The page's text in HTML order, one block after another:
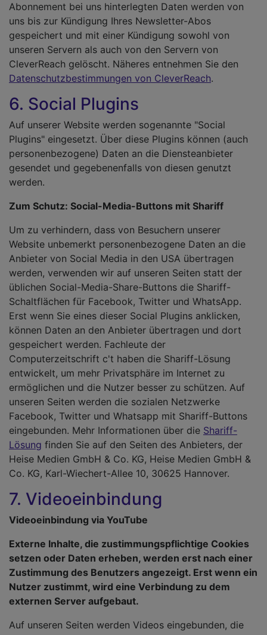
Abonnement bei uns hinterlegten Daten werden von
uns bis zur Kündigung Ihres Newsletter-Abos
gespeichert und mit einer Kündigung sowohl von
unseren Servern als auch von den Servern von
CleverReach gelöscht. Näheres entnehmen Sie den
Datenschutzbestimmungen von CleverReach.
6. Social Plugins
Auf unserer Website werden sogenannte "Social
Plugins" eingesetzt. Über diese Plugins können (auch
personenbezogene) Daten an die Diensteanbieter
gesendet und gegebenenfalls von diesen genutzt
werden.
Zum Schutz: Social-Media-Buttons mit Shariff
Um zu verhindern, dass von Besuchern unserer
Website unbemerkt personenbezogene Daten an die
Anbieter von Social Media in den USA übertragen
werden, verwenden wir auf unseren Seiten statt der
üblichen Social-Media-Share-Buttons die Shariff-
Schaltflächen für Facebook, Twitter und WhatsApp.
Erst wenn Sie eines dieser Social Plugins anklicken,
können Daten an den Anbieter übertragen und dort
gespeichert werden. Fachleute der
Computerzeitschrift c't haben die Shariff-Lösung
entwickelt, um mehr Privatsphäre im Internet zu
ermöglichen und die Nutzer besser zu schützen. Auf
unseren Seiten werden die sozialen Netzwerke
Facebook, Twitter und Whatsapp mit Shariff-Buttons
eingebunden. Mehr Informationen über die Shariff-
Lösung finden Sie auf den Seiten des Anbieters, der
Heise Medien GmbH & Co. KG, Heise Medien GmbH &
Co. KG, Karl-Wiechert-Allee 10, 30625 Hannover.
7. Videoeinbindung
Videoeinbindung via YouTube
Externe Inhalte, die zustimmungspflichtige Cookies
setzen oder Daten erheben, werden erst nach einer
Zustimmung des Benutzers angezeigt. Erst wenn ein
Nutzer zustimmt, wird eine Verbindung zu dem
externen Server aufgebaut.
Auf unseren Seiten werden Videos eingebunden, die